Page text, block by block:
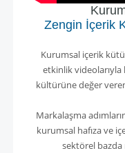
Zengin İçerik
Kurumsal içerik
etkinlik videolarıyla
kültürüne değer
Markalaşma
kurumsal hafıza ve
sektörel bazda